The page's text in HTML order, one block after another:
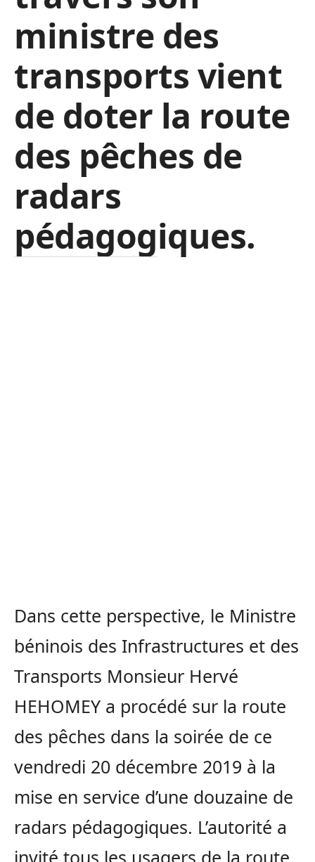
ministre des
transports vient
de doter la route
des pêches de
radars
pédagogiques.
Dans cette perspective, le Ministre
béninois des Infrastructures et des
Transports Monsieur Hervé
HEHOMEY a procédé sur la route
des pêches dans la soirée de ce
vendredi 20 décembre 2019 à la
mise en service d’une douzaine de
radars pédagogiques. L’autorité a